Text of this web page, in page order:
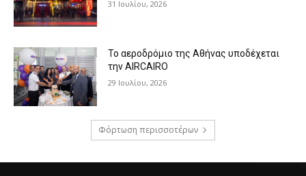
31 Ιουλίου, 2026
Το αεροδρόμιο της Αθήνας υποδέχεται
την AIRCAIRO
29 Ιουλίου, 2026
Φόρτωση περισσοτέρων